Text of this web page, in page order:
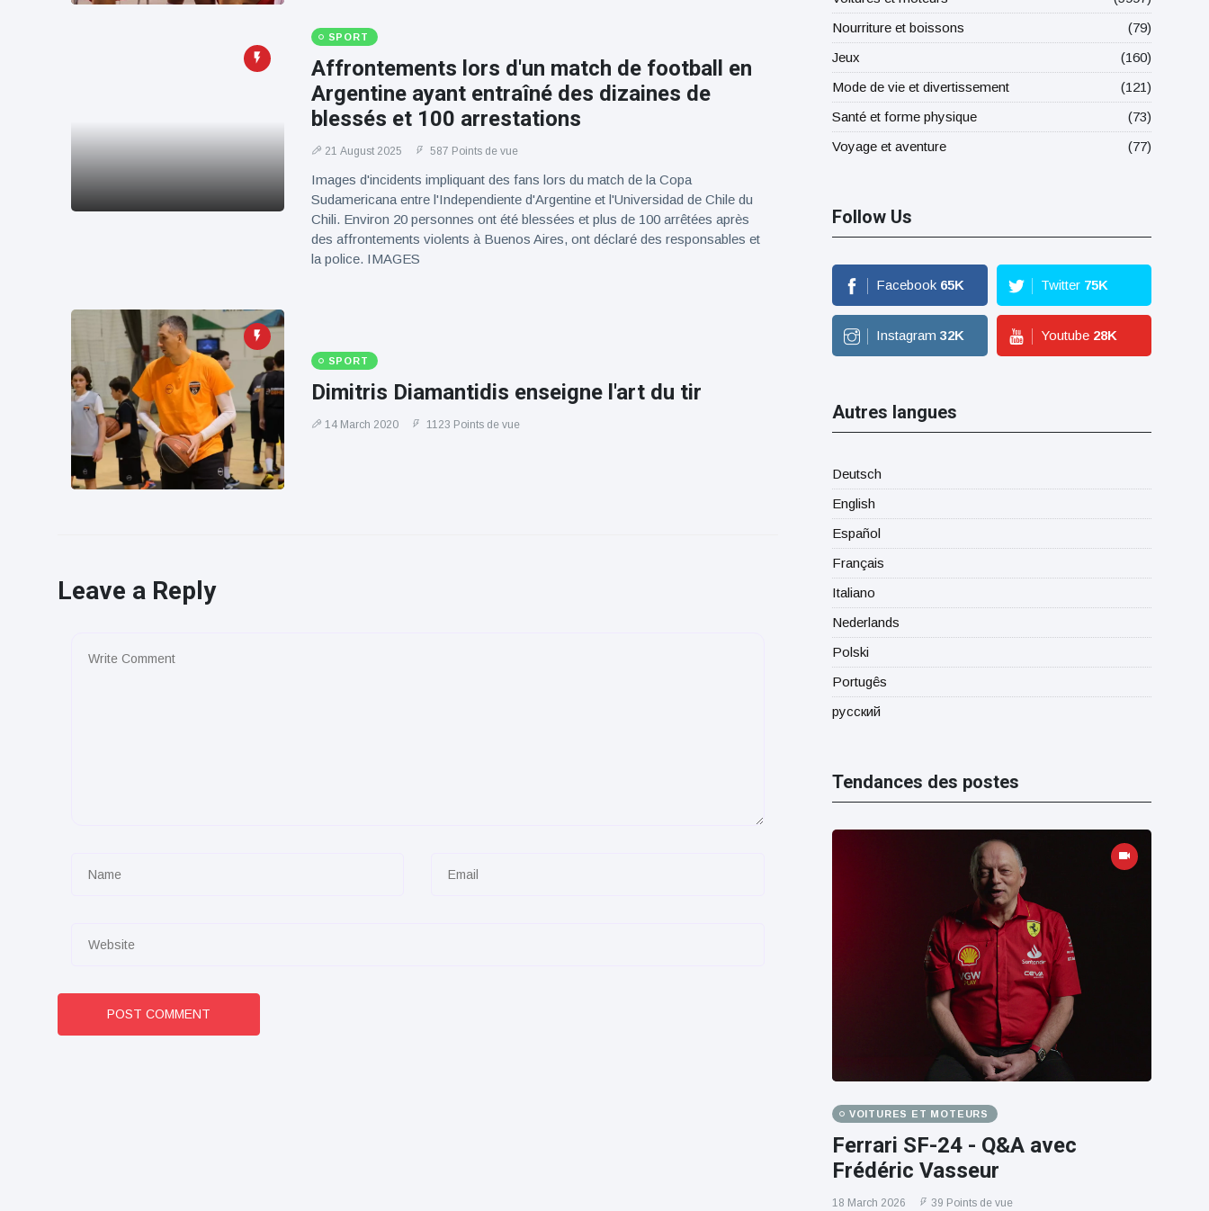
100électrique
SPORT
Affrontements lors d'un match de football en
Argentine ayant entraîné des dizaines de
blessés et 100 arrestations
21 August 2025 587 Points de vue
Images d'incidents impliquant des fans lors du match de la Copa
Sudamericana entre l'Independiente d'Argentine et l'Universidad de Chile du
Chili. Environ 20 personnes ont été blessées et plus de 100 arrêtées après
des affrontements violents à Buenos Aires, ont déclaré des responsables et
la police. IMAGES
SPORT
Dimitris Diamantidis enseigne l'art du tir
14 March 2020 1123 Points de vue
Leave a Reply
POST COMMENT
Nourriture et boissons
(79)
Jeux
(160)
Mode de vie et divertissement
(121)
Santé et forme physique
(73)
Voyage et aventure
(77)
Follow Us
Facebook 65K Twitter 75K
Instagram 32K Youtube 28K
Autres langues
Deutsch
English
Español
Français
Italiano
Nederlands
Polski
Portugês
русский
Tendances des postes
VOITURES ET MOTEURS
Ferrari SF-24 - Q&A avec
Frédéric Vasseur
18 March 2026 39 Points de vue